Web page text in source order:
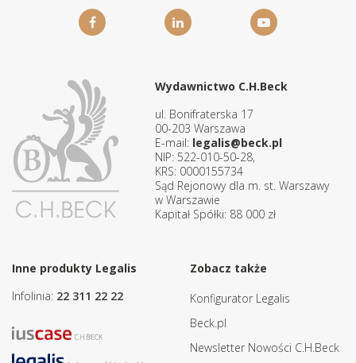
Wydawnictwo C.H.Beck
ul. Bonifraterska 17
00-203 Warszawa
E-mail: legalis@beck.pl
NIP: 522-010-50-28,
KRS: 0000155734
Sąd Rejonowy dla m. st. Warszawy
w Warszawie
Kapitał Spółki: 88 000 zł
Inne produkty Legalis
Infolinia: 22 311 22 22
Zobacz także
Konfigurator Legalis
Beck.pl
Newsletter Nowości C.H.Beck